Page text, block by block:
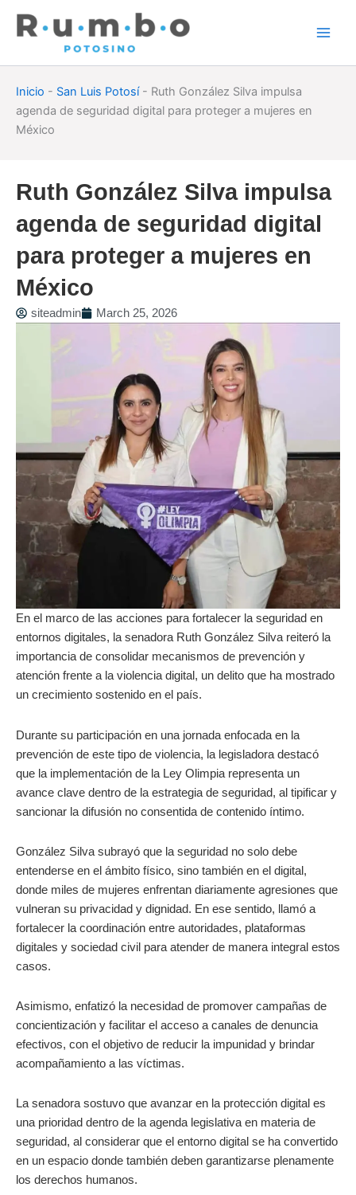
Inicio - San Luis Potosí- Ruth González Silva impulsa
agenda de seguridad digital para proteger a mujeres en
México
Ruth González Silva impulsa
agenda de seguridad digital
para proteger a mujeres en
México
siteadmin March 25, 2026
En el marco de las acciones para fortalecer la seguridad en
entornos digitales, la senadora Ruth González Silva reiteró la
importancia de consolidar mecanismos de prevención y
atención frente a la violencia digital, un delito que ha mostrado
un crecimiento sostenido en el país.
Durante su participación en una jornada enfocada en la
prevención de este tipo de violencia, la legisladora destacó
que la implementación de la Ley Olimpia representa un
avance clave dentro de la estrategia de seguridad, al tipificar y
sancionar la difusión no consentida de contenido íntimo.
González Silva subrayó que la seguridad no solo debe
entenderse en el ámbito físico, sino también en el digital,
donde miles de mujeres enfrentan diariamente agresiones que
vulneran su privacidad y dignidad. En ese sentido, llamó a
fortalecer la coordinación entre autoridades, plataformas
digitales y sociedad civil para atender de manera integral estos
casos.
Asimismo, enfatizó la necesidad de promover campañas de
concientización y facilitar el acceso a canales de denuncia
efectivos, con el objetivo de reducir la impunidad y brindar
acompañamiento a las víctimas.
La senadora sostuvo que avanzar en la protección digital es
una prioridad dentro de la agenda legislativa en materia de
seguridad, al considerar que el entorno digital se ha convertido
en un espacio donde también deben garantizarse plenamente
los derechos humanos.